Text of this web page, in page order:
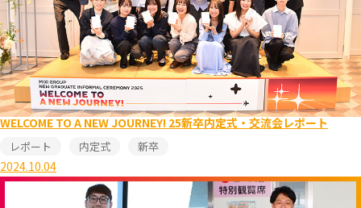
WELCOME TO A NEW JOURNEY! 25新卒内定式・交流会レポート
レポート 内定式 新卒
2024.10.04